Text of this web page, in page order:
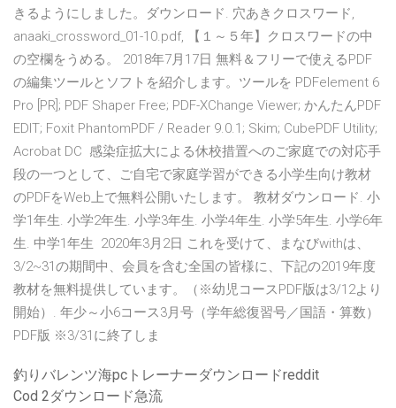
きるようにしました。ダウンロード. 穴あきクロスワード,
anaaki_crossword_01-10.pdf, 【１～５年】クロスワードの中
の空欄をうめる。 2018年7月17日 無料＆フリーで使えるPDF
の編集ツールとソフトを紹介します。ツールを PDFelement 6
Pro [PR]; PDF Shaper Free; PDF-XChange Viewer; かんたんPDF
EDIT; Foxit PhantomPDF / Reader 9.0.1; Skim; CubePDF Utility;
Acrobat DC 感染症拡大による休校措置へのご家庭での対応手
段の一つとして、ご自宅で家庭学習ができる小学生向け教材
のPDFをWeb上で無料公開いたします。 教材ダウンロード. 小
学1年生. 小学2年生. 小学3年生. 小学4年生. 小学5年生. 小学6年
生. 中学1年生 2020年3月2日 これを受けて、まなびwithは、
3/2~31の期間中、会員を含む全国の皆様に、下記の2019年度
教材を無料提供しています。（※幼児コースPDF版は3/12より
開始）. 年少～小6コース3月号（学年総復習号／国語・算数）
PDF版 ※3/31に終了しま
釣りバレンツ海pcトレーナーダウンロードreddit
Cod 2ダウンロード急流